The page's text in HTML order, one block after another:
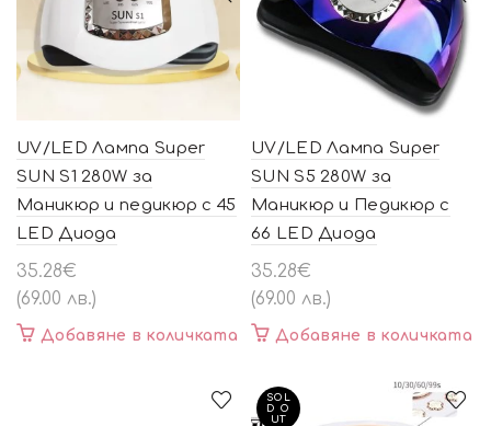
UV/LED Лампа Super
SUN S1 280W за
Маникюр и педикюр с 45
LED Диода
35.28€
(69.00 лв.)
Добавяне в количката
UV/LED Лампа Super
SUN S5 280W за
Маникюр и Педикюр с
66 LED Диода
35.28€
(69.00 лв.)
Добавяне в количката
SOL
D O
UT